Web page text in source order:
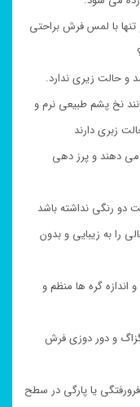
با لمس فرش براحتی
و حالت زیری ندارد.
نخ پشم طبیعی نرم و
زبری دارند
می دهند و پرز دهی
دو رنگی نداشته باشد
را به زیبایی و بدون
اندازه گره ها منظم و
و دور دوزی فرش
یا پارگی در سطح